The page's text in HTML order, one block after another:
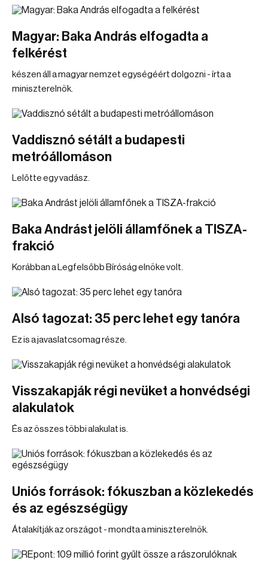
Magyar: Baka András elfogadta a
felkérést
készen áll a magyar nemzet egységéért dolgozni - írta a
miniszterelnök.
Vaddisznó sétált a budapesti
metróállomáson
Lelőtte egy vadász.
Baka Andrást jelöli államfőnek a TISZA-
frakció
Korábban a Legfelsőbb Bíróság elnöke volt.
Alsó tagozat: 35 perc lehet egy tanóra
Ez is a javaslatcsomag része.
Visszakapják régi nevüket a honvédségi
alakulatok
És az összes többi alakulat is.
Uniós források: fókuszban a közlekedés
és az egészségügy
Átalakítják az országot - mondta a miniszterelnök.